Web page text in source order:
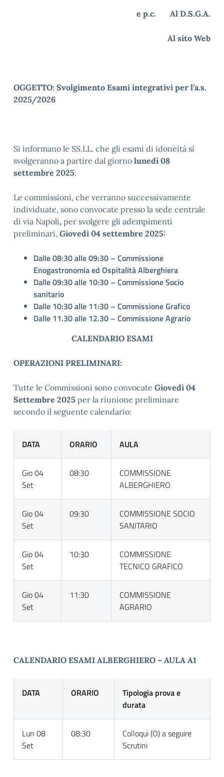
e p.c. Al D.S.G.A.
Al sito Web
OGGETTO: Svolgimento Esami integrativi per l’a.s.
2025/2026
Si informano le SS.LL. che gli esami di idoneità si
svolgeranno a partire dal giorno lunedì 08
settembre 2025.
Le commissioni, che verranno successivamente
individuate, sono convocate presso la sede centrale
di via Napoli, per svolgere gli adempimenti
preliminari, Giovedì 04 settembre 2025:
Dalle 08:30 alle 09:30 – Commissione
Enogastronomia ed Ospitalità Alberghiera
Dalle 09:30 alle 10:30 – Commissione Socio
sanitario
Dalle 10:30 alle 11:30 – Commissione Grafico
Dalle 11.30 alle 12.30 – Commissione Agrario
CALENDARIO ESAMI
OPERAZIONI PRELIMINARI:
Tutte le Commissioni sono convocate Giovedì 04
Settembre 2025 per la riunione preliminare
secondo il seguente calendario:
DATA ORARIO AULA
Gio 04
Set
08:30
COMMISSIONE
ALBERGHIERO
Gio 04
Set
09:30
COMMISSIONE SOCIO
SANITARIO
Gio 04
Set
10:30
COMMISSIONE
TECNICO GRAFICO
Gio 04
Set
11:30
COMMISSIONE
AGRARIO
CALENDARIO ESAMI ALBERGHIERO – AULA A1
DATA ORARIO
Tipologia prova e
durata
Lun 08
Set
08:30
Colloqui (O) a seguire
Scrutini